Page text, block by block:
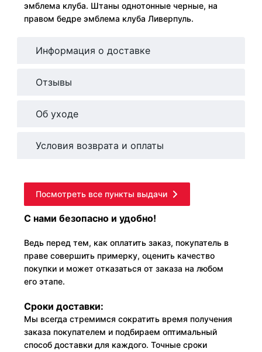
эмблема клуба. Штаны однотонные черные, на
правом бедре эмблема клуба Ливерпуль.
Информация о доставке
Отзывы
Об уходе
Условия возврата и оплаты
Посмотреть все пункты выдачи
С нами безопасно и удобно!
Ведь перед тем, как оплатить заказ, покупатель в
праве совершить примерку, оценить качество
покупки и может отказаться от заказа на любом
его этапе.
Сроки доставки:
Мы всегда стремимся сократить время получения
заказа покупателем и подбираем оптимальный
способ доставки для каждого. Точные сроки